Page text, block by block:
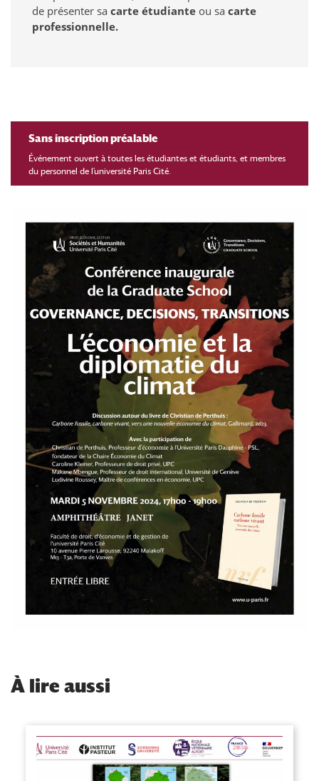
de présenter sa carte étudiante ou sa carte
professionnelle.
Sans inscription préalable
Événement ouvert à toutes les étudiantes et étudiants, et membres
du personnel de l’université Paris Cité.
À lire aussi